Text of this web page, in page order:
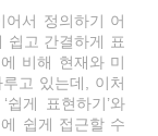
어서 정의하기 어
쉽고 간결하게 표
비해 현재와 미
고 있는데, 이처
게 표현하기’와
쉽게 접근할 수